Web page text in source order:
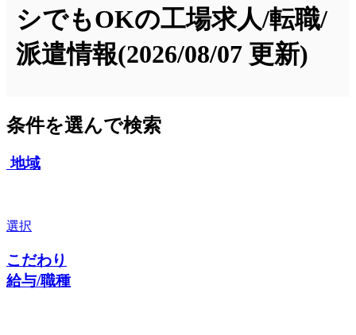
シでもOKの工場求人/転職/
派遣情報(2026/08/07 更新)
条件を選んで検索
地域
選択
こだわり
給与/職種